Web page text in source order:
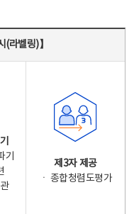
(라벨링)】
기
제3자 제공
ㆍ 종합청렴도평가